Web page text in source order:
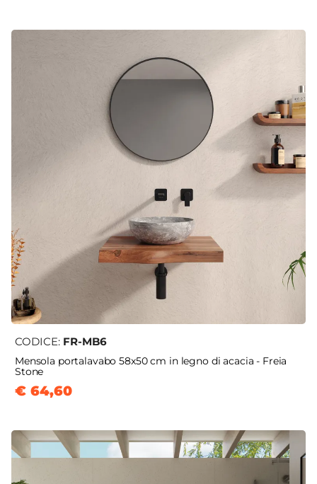
CODICE: FR-MB6
Mensola portalavabo 58x50 cm in legno di acacia - Freia
Stone
€ 64,60